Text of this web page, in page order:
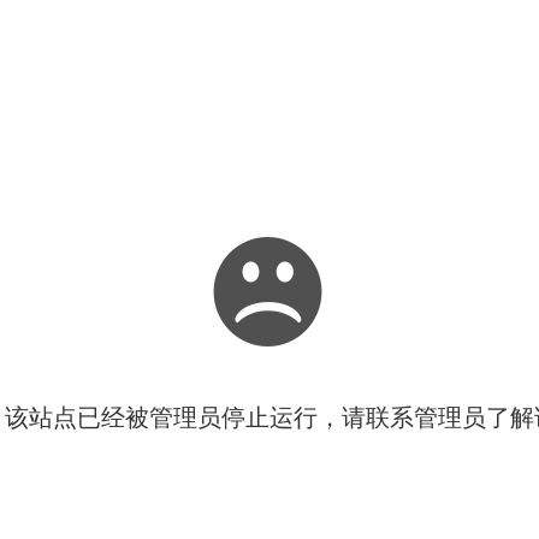
站点已经被管理员停止运行，请联系管理员了